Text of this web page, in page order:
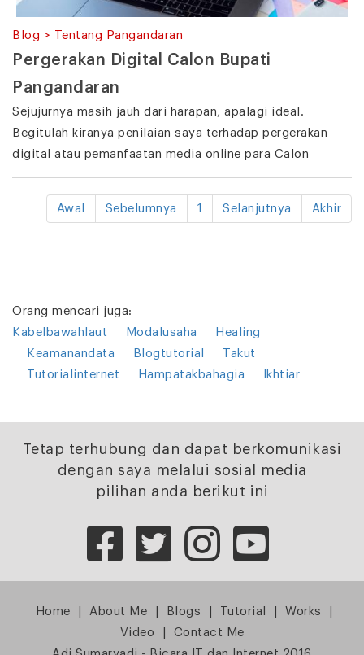
Blog > Tentang Pangandaran
Pergerakan Digital Calon Bupati
Pangandaran
Sejujurnya masih jauh dari harapan, apalagi ideal.
Begitulah kiranya penilaian saya terhadap pergerakan
digital atau pemanfaatan media online para Calon
Awal Sebelumnya 1 Selanjutnya Akhir
Orang mencari juga:
Kabelbawahlaut
Modalusaha
Healing
Keamanandata
Blogtutorial
Takut
Tutorialinternet
Hampatakbahagia Ikhtiar
Tetap terhubung dan dapat berkomunikasi
dengan saya melalui sosial media
pilihan anda berikut ini
Home About Me Blogs Tutorial Works
Video
Contact Me